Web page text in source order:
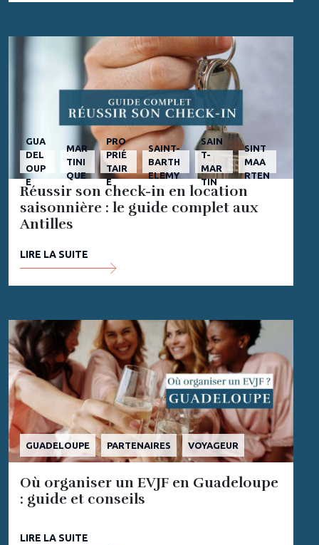
GUA
DEL
OUP
E
MAR
TINI
QUE
PRO
PRIÉ
TAIR
E
SAINT-
BARTH
ELEMY
SAIN
T-
MAR
TIN
SINT
MAA
RTEN
Réussir son check-in en location
saisonnière : le guide complet aux
Antilles
LIRE LA SUITE
GUADELOUPE PARTENAIRES VOYAGEUR
Où organiser un EVJF en Guadeloupe
: guide et conseils
LIRE LA SUITE